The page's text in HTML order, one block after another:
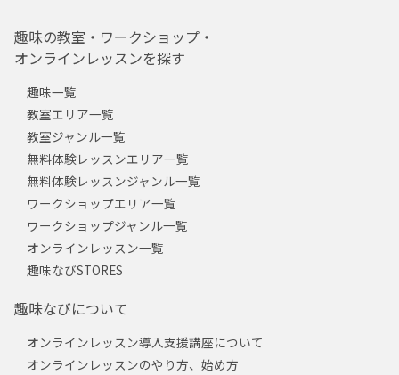
趣味の教室・ワークショップ・
オンラインレッスンを探す
趣味一覧
教室エリア一覧
教室ジャンル一覧
無料体験レッスンエリア一覧
無料体験レッスンジャンル一覧
ワークショップエリア一覧
ワークショップジャンル一覧
オンラインレッスン一覧
趣味なびSTORES
趣味なびについて
オンラインレッスン導入支援講座について
オンラインレッスンのやり方、始め方